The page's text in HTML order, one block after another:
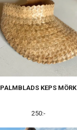
PALMBLADS KEPS MÖRK
250:-